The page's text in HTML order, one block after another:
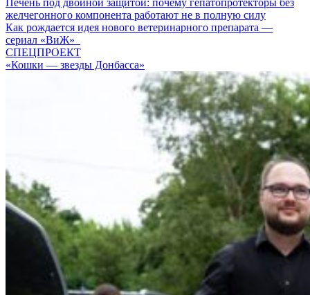
Печень под двойной защитой: почему гепатопротекторы без
желчегонного компонента работают не в полную силу
Как рождается идея нового ветеринарного препарата —
сериал «ВиЖ»
СПЕЦПРОЕКТ
«Кошки — звезды Донбасса»